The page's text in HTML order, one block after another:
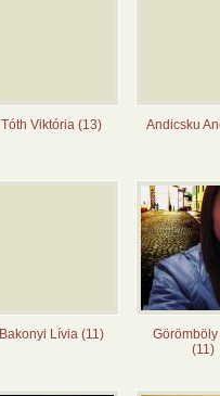
Tóth Viktória (13) Andicsku
Bakonyi Lívia (11)
(11)